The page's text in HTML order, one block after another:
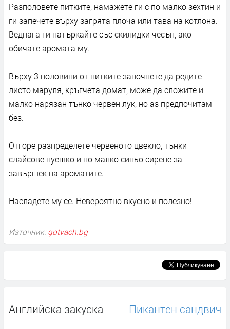
Разполовете питките, намажете ги с по малко зехтин и
ги запечете върху загрята плоча или тава на котлона.
Веднага ги натъркайте със скилидки чесън, ако
обичате аромата му.
Върху 3 половини от питките започнете да редите
листо маруля, кръгчета домат, може да сложите и
малко нарязан тънко червен лук, но аз предпочитам
без.
Отгоре разпределете червеното цвекло, тънки
слайсове пуешко и по малко синьо сирене за
завършек на ароматите.
Насладете му се. Невероятно вкусно и полезно!
Източник: gotvach.bg
Английска закуска Пикантен сандвич